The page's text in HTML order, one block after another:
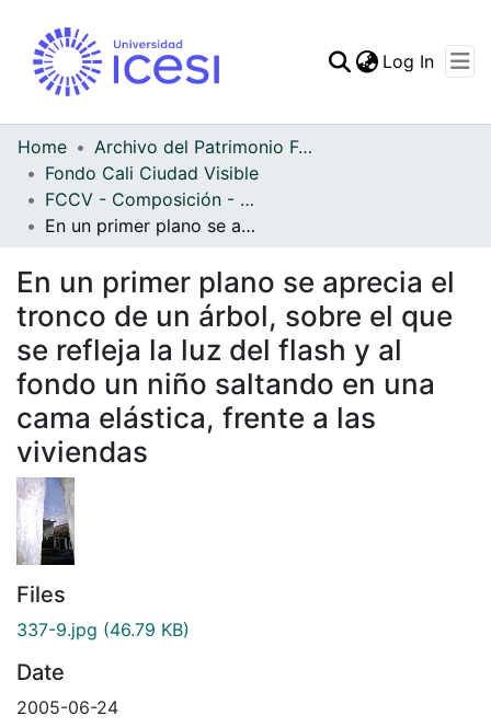
Log In
Home
Archivo del Patrimonio Fotográfico y Fílmico del Valle del Cauca
Fondo Cali Ciudad Visible
FCCV - Composición - Patrimonial
En un primer plano se aprecia el tronco de un árbol, sobre el que se refleja la luz del flash y al fondo un niño saltando en una cama elástica, frente a las viviendas
En un primer plano se aprecia el
tronco de un árbol, sobre el que
se refleja la luz del flash y al
fondo un niño saltando en una
cama elástica, frente a las
viviendas
Files
337-9.jpg (46.79 KB)
Date
2005-06-24